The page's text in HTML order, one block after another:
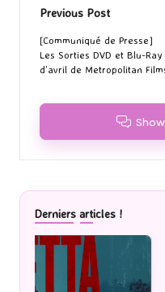
Post
navigation
Previous Post
[Communiqué de Presse]
Les Sorties DVD et Blu-Ray
d’avril de Metropolitan
Derniers articles !